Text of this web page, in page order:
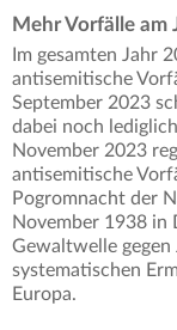
Mehr Vorfälle am
Im gesamten Jahr
antisemitische
September 2023
dabei noch
November 2023
antisemitische
Pogromnacht der
November 1938 in
Gewaltwelle
systematischen
Europa.